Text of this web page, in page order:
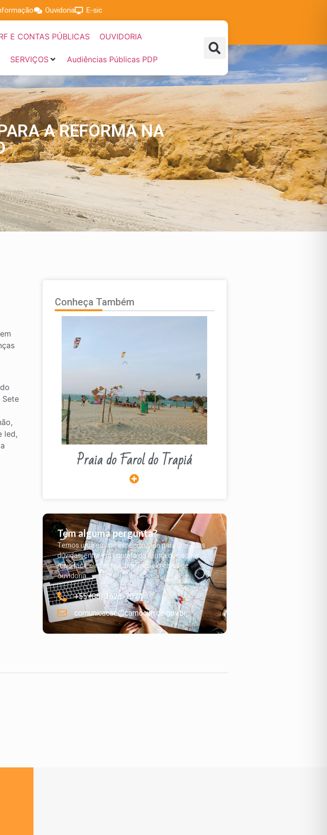
Ouvidoria E-sic
E CONTAS PÚBLICAS OUVIDORIA
SERVIÇOS Audiências Públicas PDP
A REFORMA NA
led,
Conheça Também
Praia do Farol do Trapiá
Tem alguma pergunta?
Temos uma equipe especializada para tirar suas
dúvidas, entre em contato da forma que achar
mais fácil, e-mail, telefone ou pelo canal de
ouvidoria.
+55 (88) 3621-7074
comunicacao@camocim.ce.gov.br